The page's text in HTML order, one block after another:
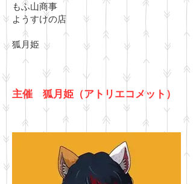
​​もふ山商事
​ようすけの店
​狐月姫
主催 狐月姫（アトリエコメット）